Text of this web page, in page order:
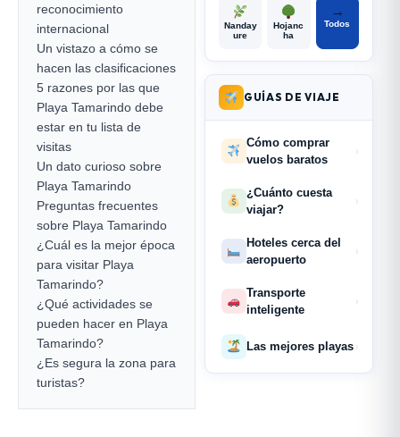
reconocimiento
internacional
Un vistazo a cómo se
hacen las clasificaciones
5 razones por las que
Playa Tamarindo debe
estar en tu lista de
visitas
Un dato curioso sobre
Playa Tamarindo
Preguntas frecuentes
sobre Playa Tamarindo
¿Cuál es la mejor época
para visitar Playa
Tamarindo?
¿Qué actividades se
pueden hacer en Playa
Tamarindo?
¿Es segura la zona para
turistas?
Nanday
ure
Hojanc
ha
→
Todos
GUÍAS DE VIAJE
Cómo comprar
vuelos baratos
›
¿Cuánto cuesta
viajar?
›
Hoteles cerca del
aeropuerto
›
Transporte
inteligente
›
Las mejores playas ›